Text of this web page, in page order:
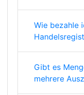
Wie bezahle
Gibt es
mehrere